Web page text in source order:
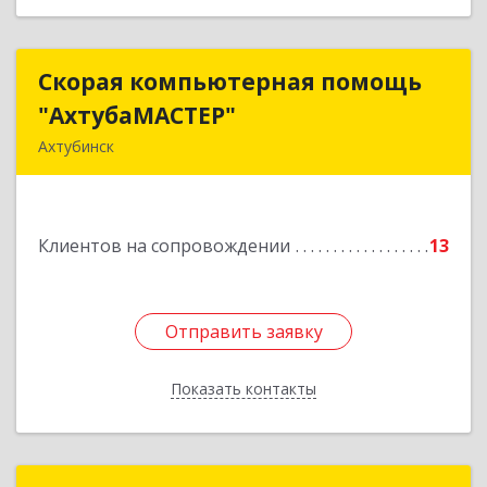
Скорая компьютерная помощь
"АхтубаМАСТЕР"
Ахтубинск
Клиентов на сопровождении 13
Отправить заявку
Показать контакты
Скорая компьютерная помощь
Подробнее
Отправить заявку
Назад